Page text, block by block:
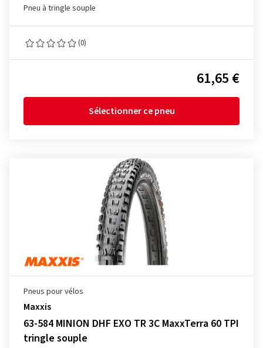
Pneu à tringle souple
(0)
61,65 €
Sélectionner ce pneu
Pneus pour vélos
Maxxis
63-584 MINION DHF EXO TR 3C MaxxTerra 60 TPI
tringle souple